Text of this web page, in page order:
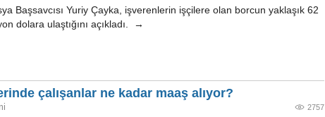
Başsavcısı Yuriy Çayka, işverenlerin işçilere olan borcun yaklaşık 62
dolara ulaştığını açıkladı. →
çalışanlar ne kadar maaş alıyor?
2757